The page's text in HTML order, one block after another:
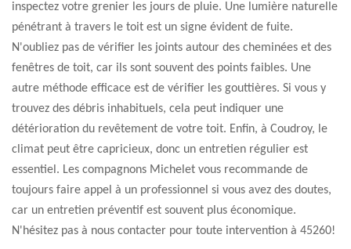
inspectez votre grenier les jours de pluie. Une lumière naturelle
pénétrant à travers le toit est un signe évident de fuite.
N'oubliez pas de vérifier les joints autour des cheminées et des
fenêtres de toit, car ils sont souvent des points faibles. Une
autre méthode efficace est de vérifier les gouttières. Si vous y
trouvez des débris inhabituels, cela peut indiquer une
détérioration du revêtement de votre toit. Enfin, à Coudroy, le
climat peut être capricieux, donc un entretien régulier est
essentiel. Les compagnons Michelet vous recommande de
toujours faire appel à un professionnel si vous avez des doutes,
car un entretien préventif est souvent plus économique.
N'hésitez pas à nous contacter pour toute intervention à 45260!